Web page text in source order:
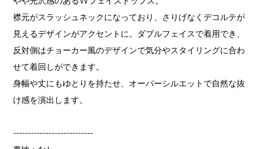
襟元がスラッシュネックになっており、さりげなくデコルテが
見えるデザインがアクセントに。ダブルフェイスで着用でき、
反対側はチョーカー風のデザインで気分やスタイリングに合わ
せて着回しができます。
身幅や丈にもゆとりを持たせ、オーバーシルエットで自然な抜
け感を演出します。
---------------------------